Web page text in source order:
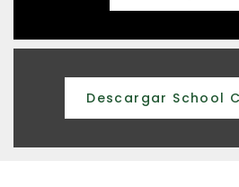
Descargar School